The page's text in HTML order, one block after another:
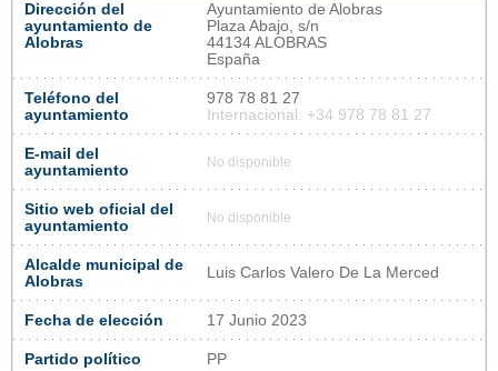
Dirección del
ayuntamiento de
Alobras
Ayuntamiento de Alobras
Plaza Abajo, s/n
44134 ALOBRAS
España
Teléfono del
ayuntamiento
978 78 81 27
Internacional: +34 978 78 81 27
E-mail del
ayuntamiento
No disponible
Sitio web oficial del
ayuntamiento
No disponible
Alcalde municipal de
Alobras
Luis Carlos Valero De La Merced
Fecha de elección 17 Junio 2023
Partido político PP